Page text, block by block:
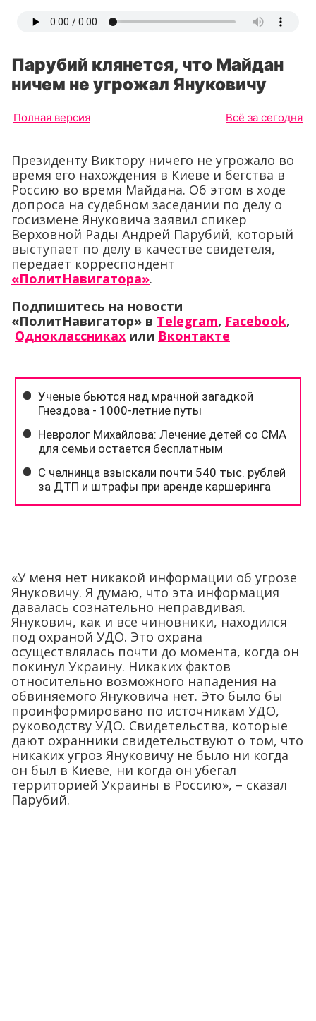
Парубий клянется, что Майдан
ничем не угрожал Януковичу
Полная версия Всё за сегодня
Президенту Виктору ничего не угрожало во
время его нахождения в Киеве и бегства в
Россию во время Майдана. Об этом в ходе
допроса на судебном заседании по делу о
госизмене Януковича заявил спикер
Верховной Рады Андрей Парубий, который
выступает по делу в качестве свидетеля,
передает корреспондент
«ПолитНавигатора».
Подпишитесь на новости
«ПолитНавигатор» в Telegram, Facebook,
Одноклассниках или Вконтакте
«У меня нет никакой информации об угрозе
Януковичу. Я думаю, что эта информация
давалась сознательно неправдивая.
Янукович, как и все чиновники, находился
под охраной УДО. Это охрана
осуществлялась почти до момента, когда он
покинул Украину. Никаких фактов
относительно возможного нападения на
обвиняемого Януковича нет. Это было бы
проинформировано по источникам УДО,
руководству УДО. Свидетельства, которые
дают охранники свидетельствуют о том, что
никаких угроз Януковичу не было ни когда
он был в Киеве, ни когда он убегал
территорией Украины в Россию», – сказал
Парубий.